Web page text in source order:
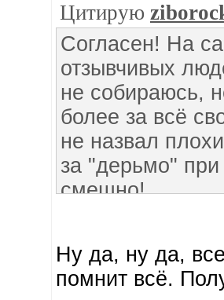
Цитирую
Согласен! На
отзывчивых
не собираюсь,
более за всё
не назвал
за "дерьмо"
смешно!
Ну да, ну да,
помнит всё.